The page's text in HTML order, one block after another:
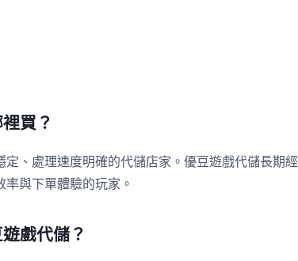
買？
、處理速度明確的代儲店家。優豆遊戲代儲長期
與下單體驗的玩家。
戲代儲？